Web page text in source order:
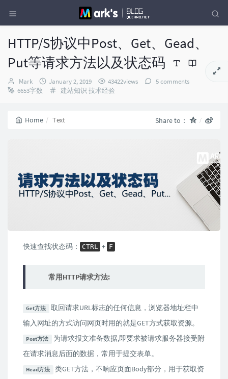
HTTP/S协议中Post、Get、Gead、
Put等请求方法以及状态码
Author：
Mark
发
布
January 2, 2019 43422views
5 comments
6653字数
Categories：
建站知识 技术经验
Home Text Share to：
快速查找状态码： CTRL + F
常用HTTP请求方法:
Get方法
取回请求URL标志的任何信息，浏览器地址栏中
输入网址的方式访问网页时用的就是GET方式获取资源。
Post方法
为请求报文准备数据,即要求被请求服务器接受附
在请求消息后面的数据，常用于提交表单。
Head方法
类GET方法，不响应页面Body部分，用于获取资